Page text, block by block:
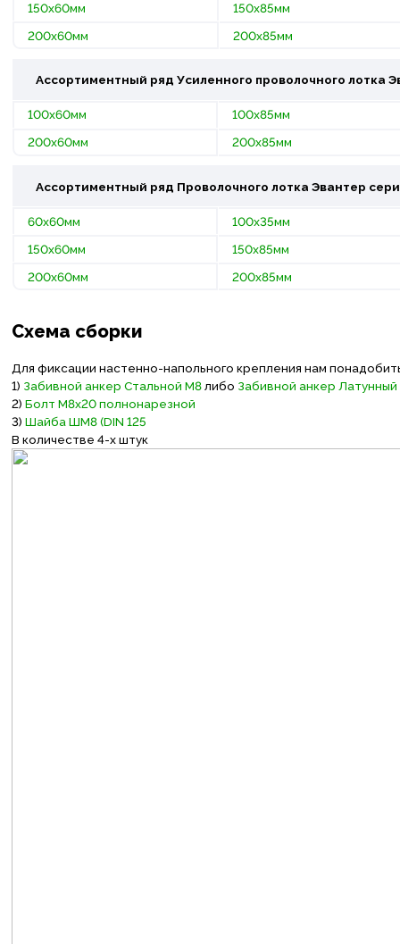
150х60мм
150х85мм
200х60мм
200х85мм
Ассортиментный ряд Усиленного проволочного лотка
100х60мм
100х85мм
200х60мм
200х85мм
Ассортиментный ряд Проволочного лотка Эвантер
60х60мм
100х35мм
150х60мм
150х85мм
200х60мм
200х85мм
Схема сборки
Для фиксации настенно-напольного крепления нам
1) Забивной анкер Стальной М8либо Забивной анкер
2) Болт М8х20 полнонарезной
3) Шайба ШМ8 (DIN 125
В количестве 4-х штук